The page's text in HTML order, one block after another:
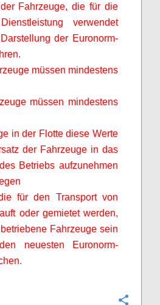
Fahrzeuge, die für die
verwendet
der Euronorm-
müssen mindestens
müssen mindestens
in der Flotte diese Werte
der Fahrzeuge in das
Betriebs aufzunehmen
für den Transport von
oder gemietet werden,
Fahrzeuge sein
neuesten Euronorm-